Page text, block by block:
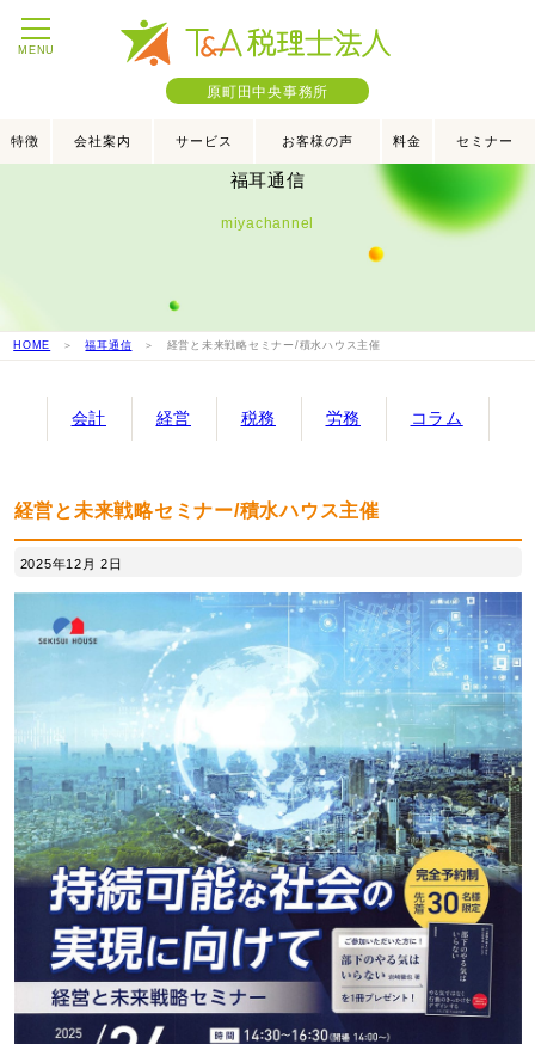
MENU
原町田中央事務所
特徴 会社案内 サービス お客様の声 料金 セミナー
福耳通信
miyachannel
HOME ＞福耳通信 ＞ 経営と未来戦略セミナー/積水ハウス主催
会計 経営 税務 労務 コラム
経営と未来戦略セミナー/積水ハウス主催
2025年12月 2日